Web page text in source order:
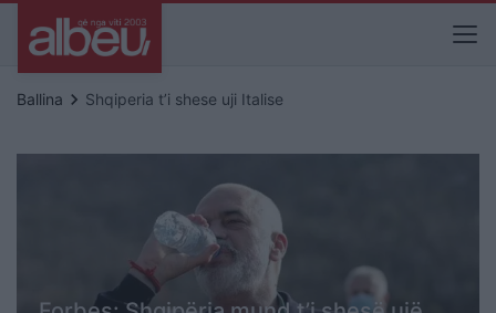
Ballina keyboard_arrow_right Shqiperia t’i shese uji Italise